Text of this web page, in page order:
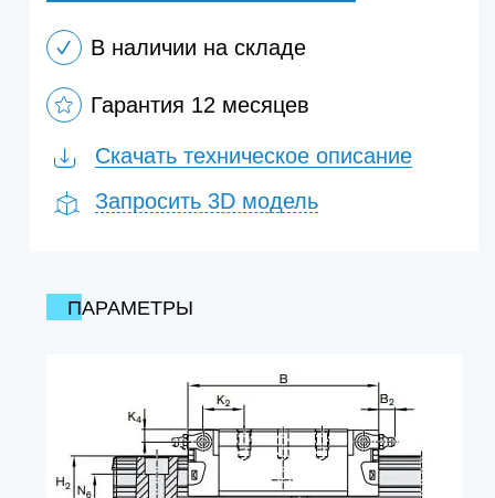
В наличии на складе
Гарантия 12 месяцев
Скачать техническое описание
Запросить 3D модель
ПАРАМЕТРЫ